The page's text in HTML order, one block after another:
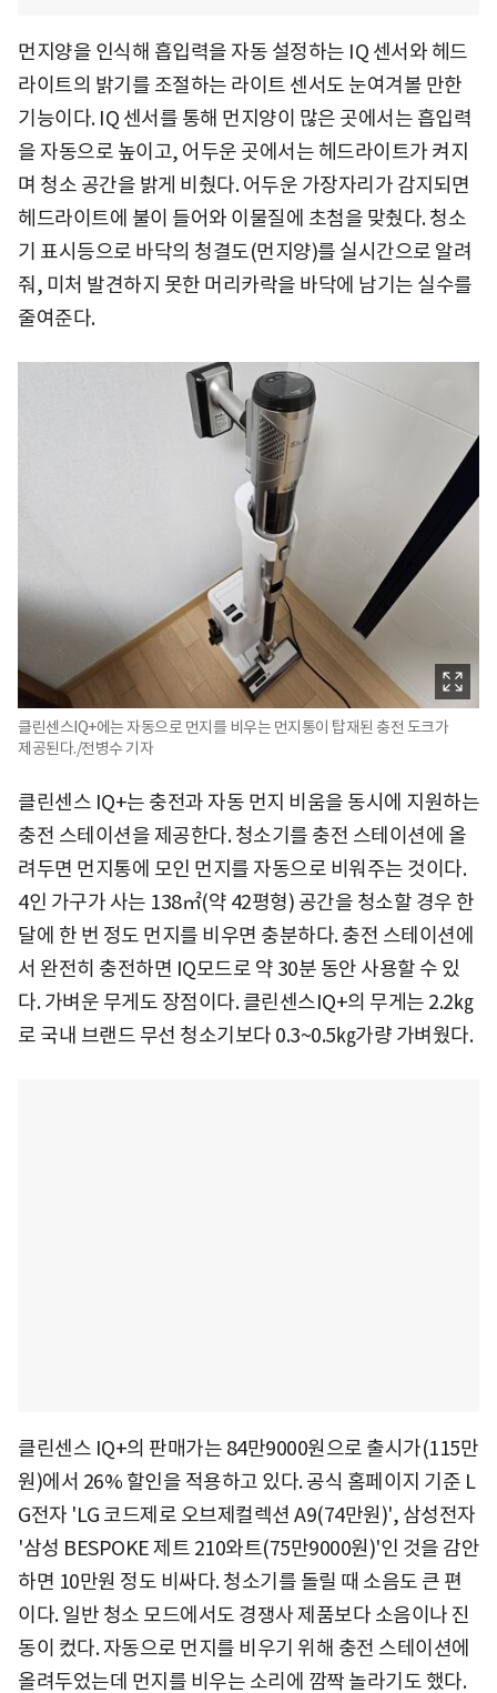
먼지양을 인식해 흡입력을 자동 설정하는 IQ 센서와 헤드
라이트의 밝기를 조절하는 라이트 센서도 눈여겨볼 만한
기능이다. IQ 센서를 통해 먼지양이 많은 곳에서는 흡입력
을 자동으로 높이고, 어두운 곳에서는 헤드라이트가 켜지
며 청소 공간을 밝게 비췄다. 어두운 가장자리가 감지되면
헤드라이트에 불이 들어와 이물질에 초첨을 맞췄다. 청소
기 표시등으로 바닥의 청결도(먼지양)를 실시간으로 알려
줘, 미처 발견하지 못한 머리카락을 바닥에 남기는 실수를
줄여준다.
클린센스IQ+에는 자동으로 먼지를 비우는 먼지통이 탑재된 충전 도크가
제공된다./전병수 기자
클린센스 IQ+는 충전과 자동 먼지 비움을 동시에 지원하는
충전 스테이션을 제공한다. 청소기를 충전 스테이션에 올
려두면 먼지통에 모인 먼지를 자동으로 비워주는 것이다.
4인 가구가 사는 138㎡(약 42평형) 공간을 청소할 경우 한
달에 한 번 정도 먼지를 비우면 충분하다. 충전 스테이션에
서 완전히 충전하면 IQ모드로 약 30분 동안 사용할 수 있
다. 가벼운 무게도 장점이다. 클린센스IQ+의 무게는 2.2㎏
로 국내 브랜드 무선 청소기보다 0.3~0.5㎏가량 가벼웠다.
클린센스 IQ+의 판매가는 84만9000원으로 출시가(115만
원)에서 26% 할인을 적용하고 있다. 공식 홈페이지 기준 L
G전자 'LG 코드제로 오브제컬렉션 A9(74만원)', 삼성전자
'삼성 BESPOKE 제트 210와트(75만9000원)'인 것을 감안
하면 10만원 정도 비싸다. 청소기를 돌릴 때 소음도 큰 편
이다. 일반 청소 모드에서도 경쟁사 제품보다 소음이나 진
동이 컸다. 자동으로 먼지를 비우기 위해 충전 스테이션에
올려두었는데 먼지를 비우는 소리에 깜짝 놀라기도 했다.